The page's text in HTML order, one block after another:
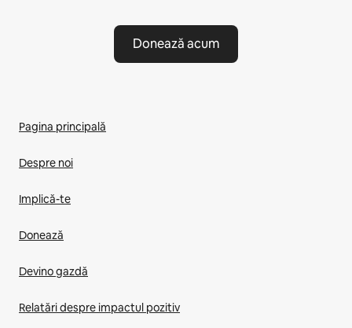
Donează acum
Pagina principală
Despre noi
Implică-te
Donează
Devino gazdă
Relatări despre impactul pozitiv